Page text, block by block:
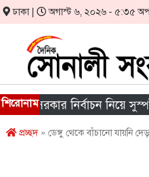
ঢাকা | অগাস্ট ৬, ২০২৬ - ৫:৩৫
শিরোনাম
সরকার নির্বাচন নিয়ে সুস্পষ্ট
প্রচ্ছদ» ডেঙ্গু থেকে বাঁচানো যায়নি